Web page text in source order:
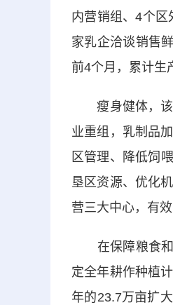
内营销组、4个
家乳企洽谈销售
前4个月，累计生
瘦身健体，该
业重组，乳制品
区管理、降低饲
垦区资源、优化
营三大中心，有
在保障粮食和
定全年耕作种植
年的23.7万亩扩